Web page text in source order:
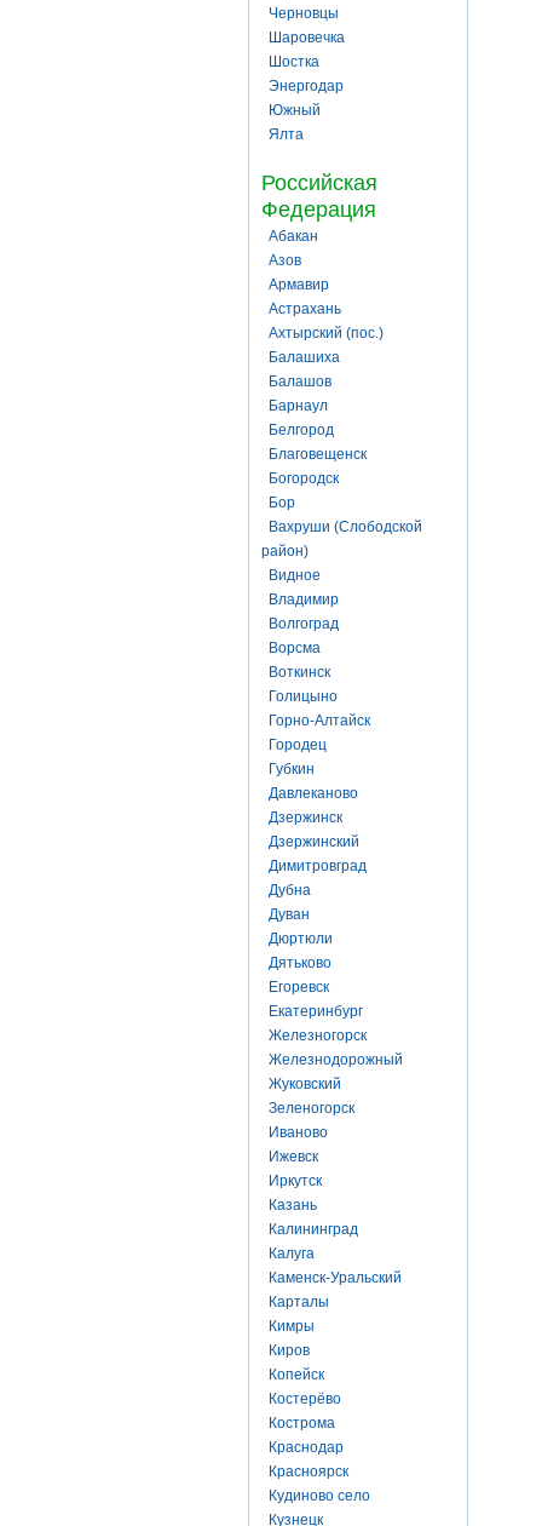
Черновцы
Шаровечка
Шостка
Энергодар
Южный
Ялта
Российская
Федерация
Абакан
Азов
Армавир
Астрахань
Ахтырский (пос.)
Балашиха
Балашов
Барнаул
Белгород
Благовещенск
Богородск
Бор
Вахруши (Слободской
район)
Видное
Владимир
Волгоград
Ворсма
Воткинск
Голицыно
Горно-Алтайск
Городец
Губкин
Давлеканово
Дзержинск
Дзержинский
Димитровград
Дубна
Дуван
Дюртюли
Дятьково
Егоревск
Екатеринбург
Железногорск
Железнодорожный
Жуковский
Зеленогорск
Иваново
Ижевск
Иркутск
Казань
Калининград
Калуга
Каменск-Уральский
Карталы
Кимры
Киров
Копейск
Костерёво
Кострома
Краснодар
Красноярск
Кудиново село
Кузнецк